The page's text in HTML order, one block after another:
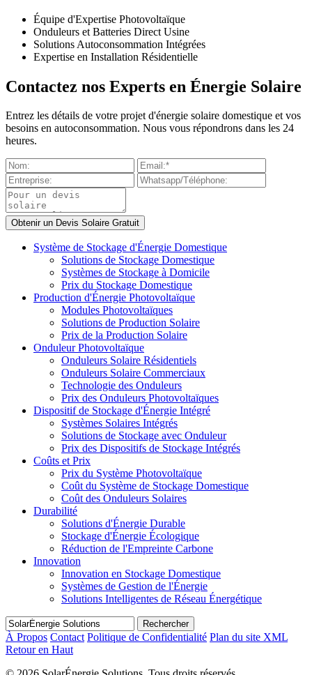
Équipe d'Expertise Photovoltaïque
Onduleurs et Batteries Direct Usine
Solutions Autoconsommation Intégrées
Expertise en Installation Résidentielle
Contactez nos Experts en Énergie Solaire
Entrez les détails de votre projet d'énergie solaire domestique et vos
besoins en autoconsommation. Nous vous répondrons dans les 24
heures.
Système de Stockage d'Énergie Domestique
Solutions de Stockage Domestique
Systèmes de Stockage à Domicile
Prix du Stockage Domestique
Production d'Énergie Photovoltaïque
Modules Photovoltaïques
Solutions de Production Solaire
Prix de la Production Solaire
Onduleur Photovoltaïque
Onduleurs Solaire Résidentiels
Onduleurs Solaire Commerciaux
Technologie des Onduleurs
Prix des Onduleurs Photovoltaïques
Dispositif de Stockage d'Énergie Intégré
Systèmes Solaires Intégrés
Solutions de Stockage avec Onduleur
Prix des Dispositifs de Stockage Intégrés
Coûts et Prix
Prix du Système Photovoltaïque
Coût du Système de Stockage Domestique
Coût des Onduleurs Solaires
Durabilité
Solutions d'Énergie Durable
Stockage d'Énergie Écologique
Réduction de l'Empreinte Carbone
Innovation
Innovation en Stockage Domestique
Systèmes de Gestion de l'Énergie
Solutions Intelligentes de Réseau Énergétique
Rechercher
À Propos Contact Politique de Confidentialité Plan du site XML
Retour en Haut